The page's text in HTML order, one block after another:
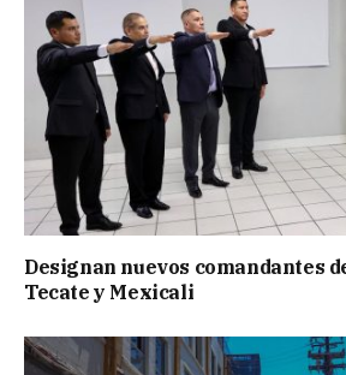
Designan nuevos comandantes
Tecate y Mexicali